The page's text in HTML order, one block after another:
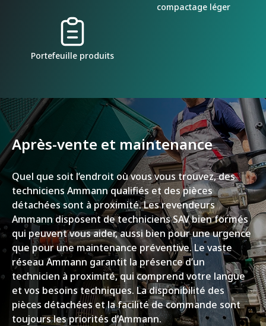
compactage léger
Portefeuille produits
Après-vente et maintenance
Quel que soit l’endroit où vous vous trouvez, des
techniciens Ammann qualifiés et des pièces
détachées sont à proximité. Les revendeurs
Ammann disposent de techniciens SAV bien formés
qui peuvent vous aider, aussi bien pour une urgence
que pour une maintenance préventive. Le vaste
réseau Ammann garantit la présence d’un
technicien à proximité, qui comprend votre langue
et vos besoins techniques. La disponibilité des
pièces détachées et la facilité de commande sont
toujours les priorités d’Ammann.